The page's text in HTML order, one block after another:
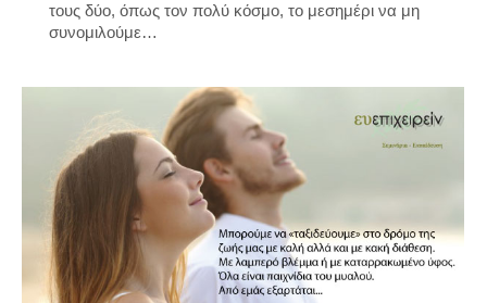
τους δύο, όπως τον πολύ κόσμο, το μεσημέρι να μη
συνομιλούμε…